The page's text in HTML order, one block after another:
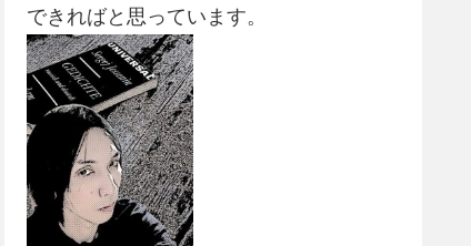
できればと思っています。